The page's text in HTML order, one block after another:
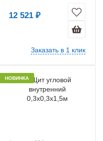
12 521 ₽
Заказать в 1 клик
НОВИНКА